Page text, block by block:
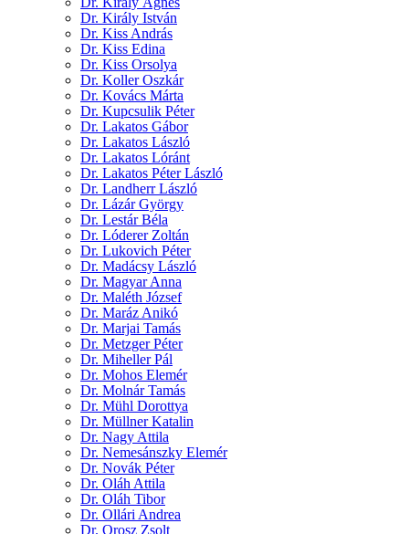
Dr. Király István
Dr. Kiss András
Dr. Kiss Edina
Dr. Kiss Orsolya
Dr. Koller Oszkár
Dr. Kovács Márta
Dr. Kupcsulik Péter
Dr. Lakatos Gábor
Dr. Lakatos László
Dr. Lakatos Lóránt
Dr. Lakatos Péter László
Dr. Landherr László
Dr. Lázár György
Dr. Lestár Béla
Dr. Lóderer Zoltán
Dr. Lukovich Péter
Dr. Madácsy László
Dr. Magyar Anna
Dr. Maléth József
Dr. Maráz Anikó
Dr. Marjai Tamás
Dr. Metzger Péter
Dr. Miheller Pál
Dr. Mohos Elemér
Dr. Molnár Tamás
Dr. Mühl Dorottya
Dr. Müllner Katalin
Dr. Nagy Attila
Dr. Nemesánszky Elemér
Dr. Novák Péter
Dr. Oláh Attila
Dr. Oláh Tibor
Dr. Ollári Andrea
Dr. Orosz Zsolt